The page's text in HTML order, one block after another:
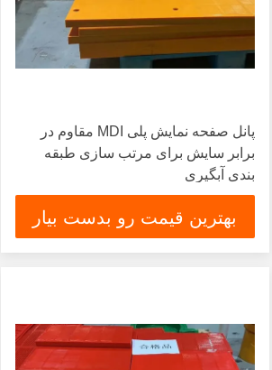
پانل صفحه نمایش پلی MDI مقاوم در
برابر سایش برای مرتب سازی طبقه
بندی آبگیری
بهترین قیمت رو بدست بیار